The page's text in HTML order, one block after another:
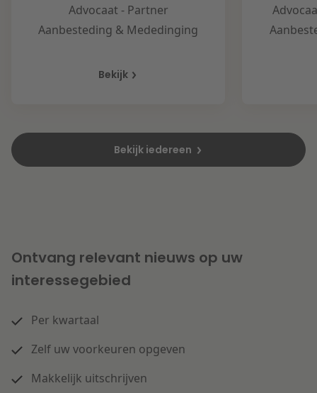
Advocaat - Partner
Aanbesteding & Mededinging
Bekijk
Bekijk iedereen
Ontvang relevant nieuws op uw
interessegebied
Per kwartaal
Zelf uw voorkeuren opgeven
Makkelijk uitschrijven